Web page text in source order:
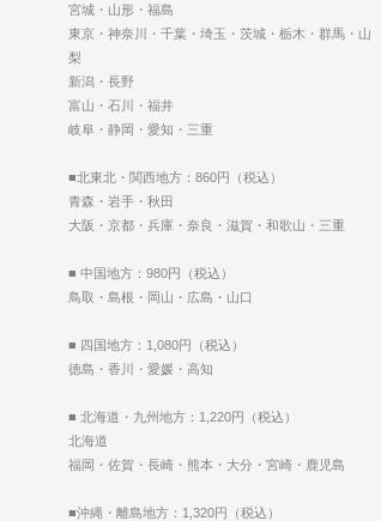
宮城・山形・福島
東京・神奈川・千葉・埼玉・茨城・栃木・群馬・山
梨
新潟・長野
富山・石川・福井
岐阜・静岡・愛知・三重
■北東北・関西地方：860円（税込）
青森・岩手・秋田
大阪・京都・兵庫・奈良・滋賀・和歌山・三重
■ 中国地方：980円（税込）
鳥取・島根・岡山・広島・山口
■ 四国地方：1,080円（税込）
徳島・香川・愛媛・高知
■ 北海道・九州地方：1,220円（税込）
北海道
福岡・佐賀・長崎・熊本・大分・宮崎・鹿児島
■沖縄・離島地方：1,320円（税込）